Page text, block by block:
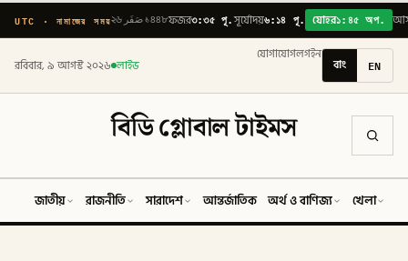
UTC · নামাজের সময় ২৬ صَفَر ১৪৪৮ফজর৩:৩৫ পূ.সূর্যোদয়৬:১৪ পূ. যোহর১:৪৫ অপ.
রবিবার, ৯ আগস্ট ২০২৬ লাইভ
যোগাযোগলগইন
বাং EN
বিডি গ্লোবাল টাইমস
জাতীয় রাজনীতি সারাদেশ আন্তর্জাতিক অর্থ ও বাণিজ্য খেলা